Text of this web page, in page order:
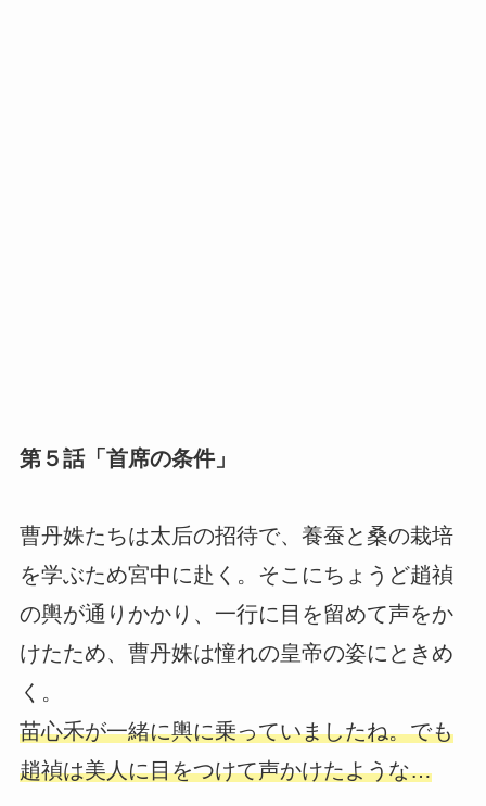
第５話「首席の条件」
曹丹姝たちは太后の招待で、養蚕と桑の栽培
を学ぶため宮中に赴く。そこにちょうど趙禎
の輿が通りかかり、一行に目を留めて声をか
けたため、曹丹姝は憧れの皇帝の姿にときめ
く。
苗心禾が一緒に輿に乗っていましたね。でも
趙禎は美人に目をつけて声かけたような…